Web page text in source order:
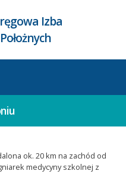
Izba
ok. 20 km na zachód od
medycyny szkolnej z